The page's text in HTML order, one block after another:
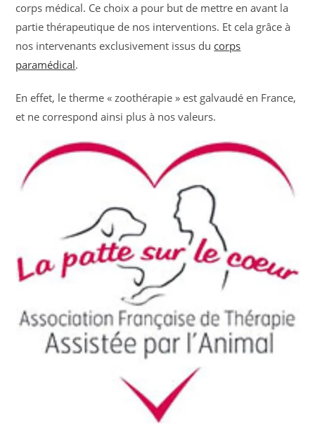
corps médical. Ce choix a pour but de mettre en avant la
partie thérapeutique de nos interventions. Et cela grâce à
nos intervenants exclusivement issus du corps
paramédical.
En effet, le therme « zoothérapie » est galvaudé en France,
et ne correspond ainsi plus à nos valeurs.